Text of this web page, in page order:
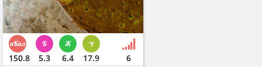
150.8 5.3 6.4 17.9 6